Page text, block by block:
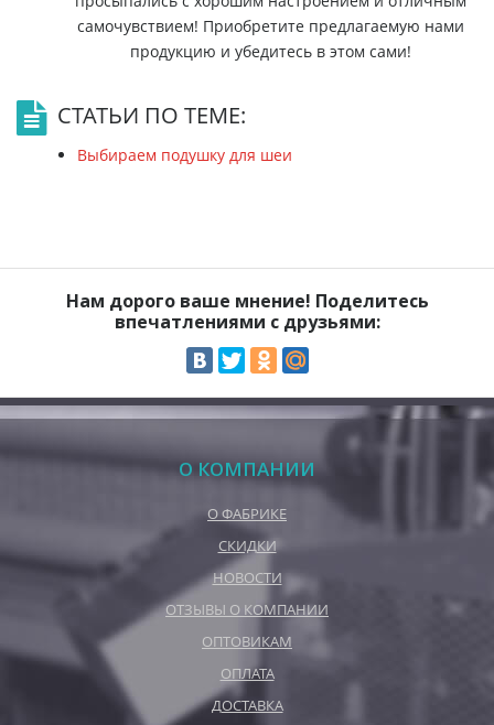
самочувствием! Приобретите предлагаемую нами
продукцию и убедитесь в этом сами!
СТАТЬИ ПО ТЕМЕ:
Выбираем подушку для шеи
Нам дорого ваше мнение! Поделитесь
впечатлениями с друзьями:
О КОМПАНИИ
О ФАБРИКЕ
СКИДКИ
НОВОСТИ
ОТЗЫВЫ О КОМПАНИИ
ОПТОВИКАМ
ОПЛАТА
ДОСТАВКА